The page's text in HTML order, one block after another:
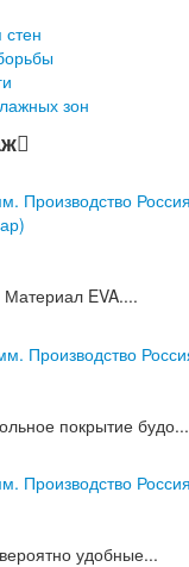
зон
EVA....
покрытие будо...
удобные...